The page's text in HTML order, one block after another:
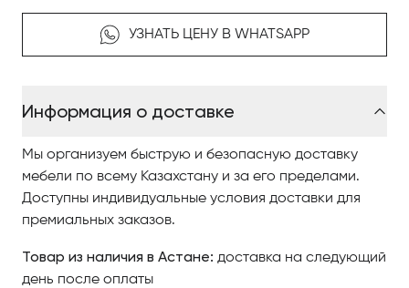
латуни, является выражением современного
промышленного дизайна и праздником
Теплый свет дизайна распространяется по
идеальным для спальни, прихожей, ресторана или
даже бара, чтобы создать более стильную
атмосферу.
Triumph задает тенденции и украшает самые
УЗНАТЬ ЦЕНУ В WHATSAPP
Информация о доставке
Мы организуем быструю и безопасную доставку
мебели по всему Казахстану и за его пределами.
Доступны индивидуальные условия доставки для
премиальных заказов.
Товар из наличия в Астане: доставка на следующий
день после оплаты